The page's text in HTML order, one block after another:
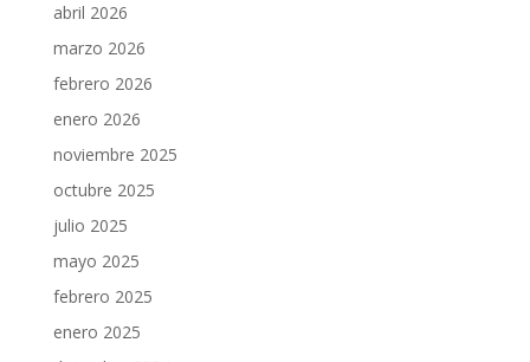
abril 2026
marzo 2026
febrero 2026
enero 2026
noviembre 2025
octubre 2025
julio 2025
mayo 2025
febrero 2025
enero 2025